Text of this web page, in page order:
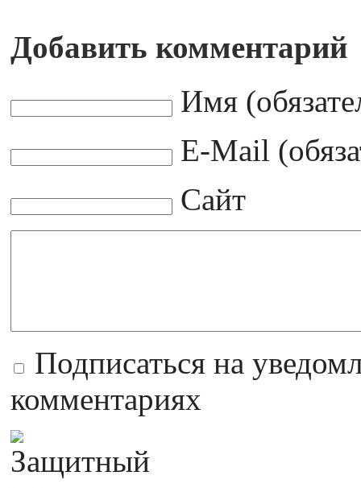
Добавить комментарий
Имя
E-Mail
Сайт
Подписаться на
комментариях